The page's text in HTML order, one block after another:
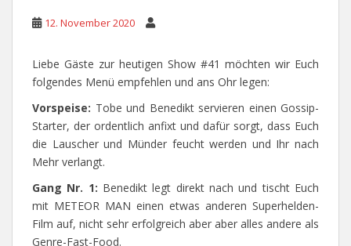
12. November 2020
Liebe Gäste zur heutigen Show #41 möchten wir Euch
folgendes Menü empfehlen und ans Ohr legen:
Vorspeise: Tobe und Benedikt servieren einen Gossip-
Starter, der ordentlich anfixt und dafür sorgt, dass Euch
die Lauscher und Münder feucht werden und Ihr nach
Mehr verlangt.
Gang Nr. 1: Benedikt legt direkt nach und tischt Euch
mit METEOR MAN einen etwas anderen Superhelden-
Film auf, nicht sehr erfolgreich aber aber alles andere als
Genre-Fast-Food.